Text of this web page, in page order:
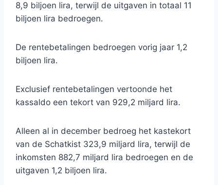
8,9 biljoen lira, terwijl de uitgaven in totaal 11
biljoen lira bedroegen.
De rentebetalingen bedroegen vorig jaar 1,2
biljoen lira.
Exclusief rentebetalingen vertoonde het
kassaldo een tekort van 929,2 miljard lira.
Alleen al in december bedroeg het kastekort
van de Schatkist 323,9 miljard lira, terwijl de
inkomsten 882,7 miljard lira bedroegen en de
uitgaven 1,2 biljoen lira.